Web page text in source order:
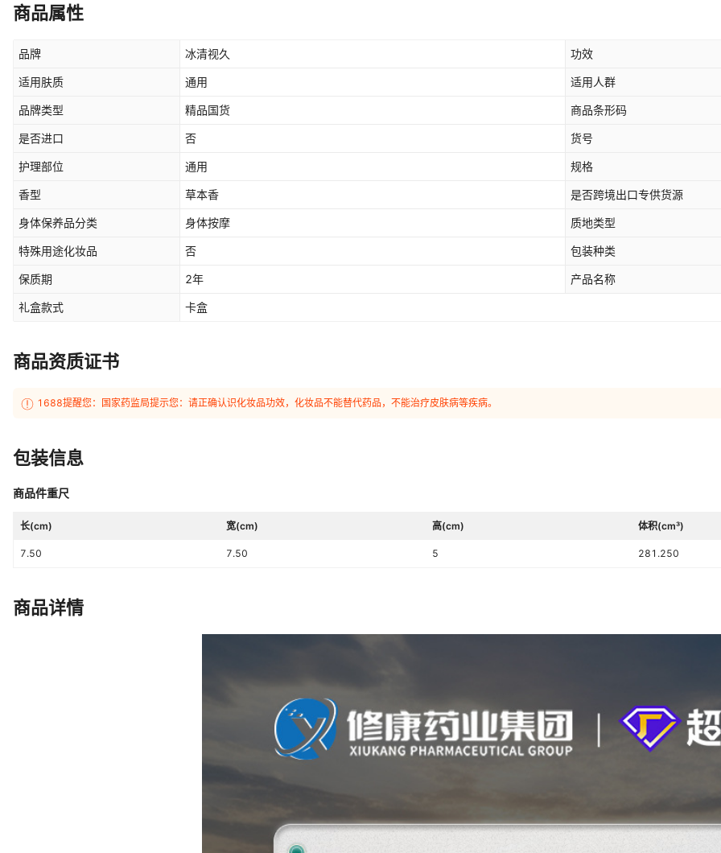
商品属性
品牌 冰清视久 功效
适用肤质 通用 适用人群
品牌类型 精品国货 商品条形码
是否进口 否 货号
护理部位 通用 规格
香型 草本香 是否跨境出口专供货源
身体保养品分类 身体按摩 质地类型
特殊用途化妆品 否 包装种类
保质期 2年 产品名称
礼盒款式 卡盒
商品资质证书
1688提醒您：国家药监局提示您：请正确认识化妆品功效，化妆品不能替代药品，不能治疗皮肤病等疾病。
包装信息
商品件重尺
长(cm) 宽(cm) 高(cm) 体积(cm³)
7.50 7.50 5 281.250
商品详情